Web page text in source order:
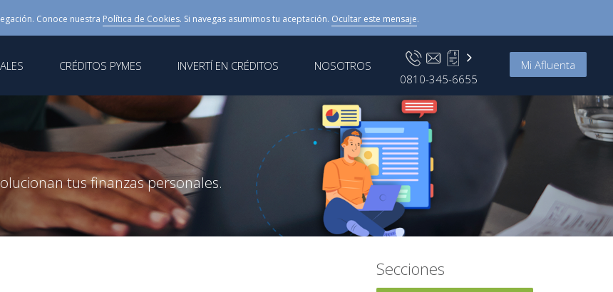
Conoce nuestra Política de Cookies. Si navegas asumimos tu aceptación. Ocultar este mensaje.
CRÉDITOS PYMES INVERTÍ EN CRÉDITOS
NOSOTROS
0810-345-6655
Mi Afluenta
tus finanzas personales.
Secciones